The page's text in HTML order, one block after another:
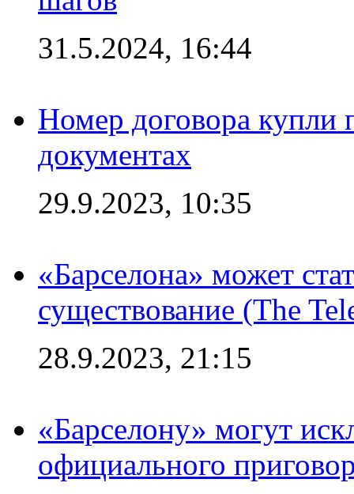
31.5.2024, 16:44
Номер договора купли
документах
29.9.2023, 10:35
«Барселона» может
существование (The
28.9.2023, 21:15
«Барселону» могут
официального